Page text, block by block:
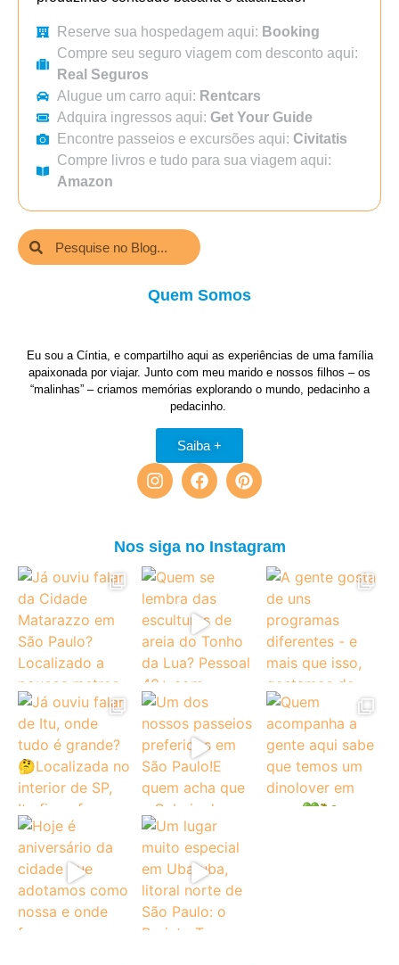
Reserve sua hospedagem aqui: Booking
Compre seu seguro viagem com desconto aqui:
Real Seguros
Alugue um carro aqui: Rentcars
Adquira ingressos aqui: Get Your Guide
Encontre passeios e excursões aqui: Civitatis
Compre livros e tudo para sua viagem aqui:
Amazon
Quem Somos
Eu sou a Cíntia, e compartilho aqui as experiências de uma família
apaixonada por viajar. Junto com meu marido e nossos filhos – os
“malinhas” – criamos memórias explorando o mundo, pedacinho a
pedacinho.
Saiba +
Nos siga no Instagram